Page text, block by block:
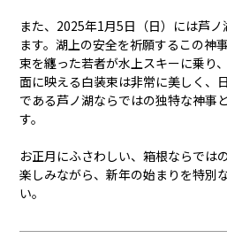
また、2025年1月5日（日）には芦
ます。湖上の安全を祈願するこの神
束を纏った若者が水上スキーに乗り
面に映える白装束は非常に美しく、
である芦ノ湖ならではの独特な神事
す。
お正月にふさわしい、箱根ならでは
楽しみながら、新年の始まりを特別
い。